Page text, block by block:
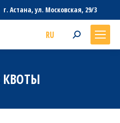
г. Астана, ул. Московская, 29/3
RU Search:
КВОТЫ